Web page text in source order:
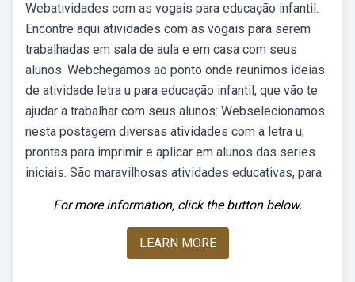
Webatividades com as vogais para educação infantil.
Encontre aqui atividades com as vogais para serem
trabalhadas em sala de aula e em casa com seus
alunos. Webchegamos ao ponto onde reunimos ideias
de atividade letra u para educação infantil, que vão te
ajudar a trabalhar com seus alunos: Webselecionamos
nesta postagem diversas atividades com a letra u,
prontas para imprimir e aplicar em alunos das series
iniciais. São maravilhosas atividades educativas, para.
For more information, click the button below.
LEARN MORE